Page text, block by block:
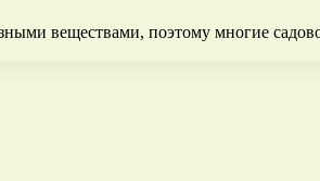
веществами, поэтому многие